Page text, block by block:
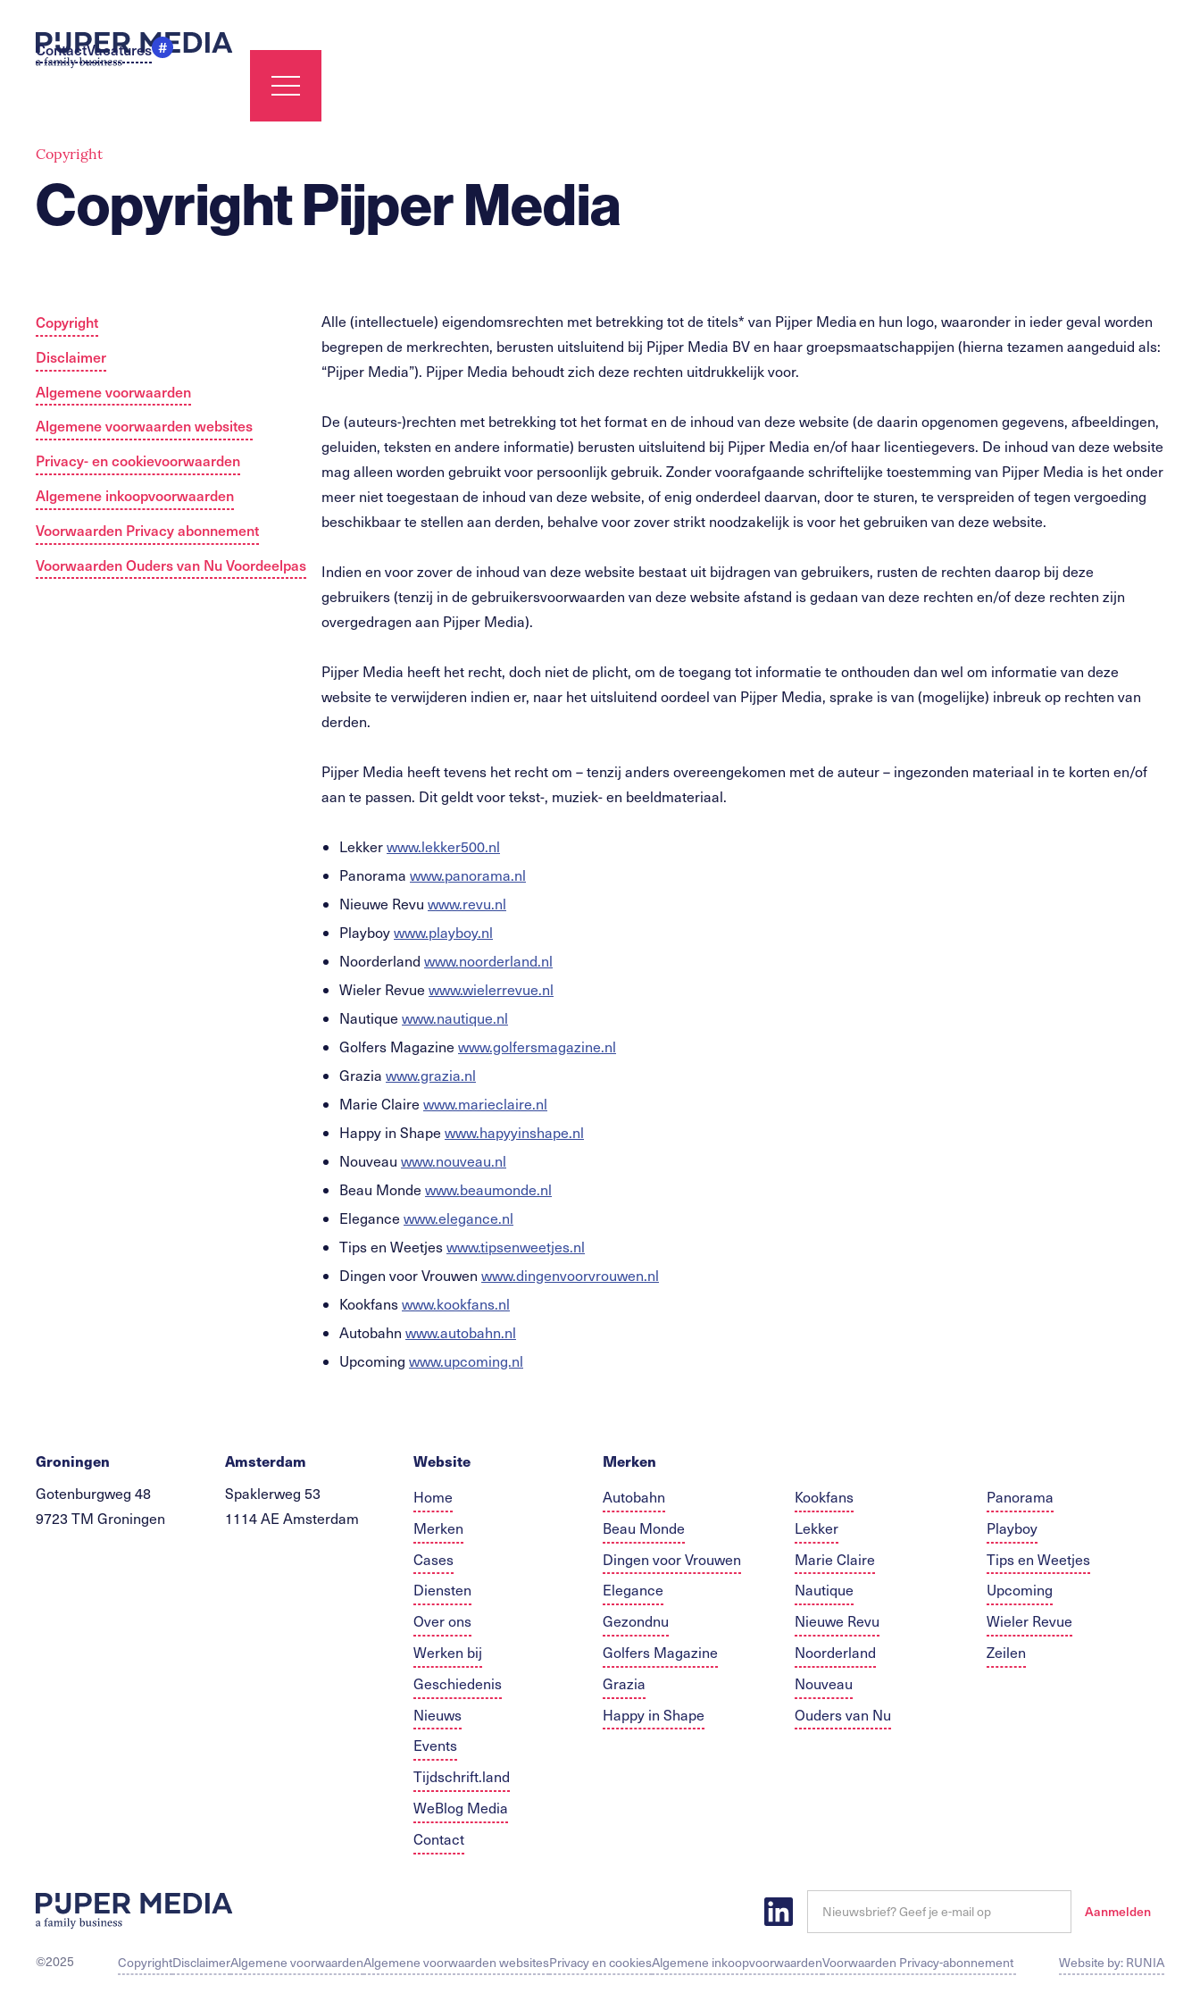
Contact #
Vacatures
Copyright
Copyright Pijper Media
Copyright
Disclaimer
Algemene voorwaarden
Algemene voorwaarden websites
Privacy- en cookievoorwaarden
Algemene inkoopvoorwaarden
Voorwaarden Privacy abonnement
Voorwaarden Ouders van Nu Voordeelpas
Alle (intellectuele) eigendomsrechten met betrekking tot de titels* van Pijper Media en hun logo, waaronder in ieder geval worden
begrepen de merkrechten, berusten uitsluitend bij Pijper Media BV en haar groepsmaatschappijen (hierna tezamen aangeduid als:
“Pijper Media”). Pijper Media behoudt zich deze rechten uitdrukkelijk voor.
De (auteurs-)rechten met betrekking tot het format en de inhoud van deze website (de daarin opgenomen gegevens, afbeeldingen,
geluiden, teksten en andere informatie) berusten uitsluitend bij Pijper Media en/of haar licentiegevers. De inhoud van deze website
mag alleen worden gebruikt voor persoonlijk gebruik. Zonder voorafgaande schriftelijke toestemming van Pijper Media is het onder
meer niet toegestaan de inhoud van deze website, of enig onderdeel daarvan, door te sturen, te verspreiden of tegen vergoeding
beschikbaar te stellen aan derden, behalve voor zover strikt noodzakelijk is voor het gebruiken van deze website.
Indien en voor zover de inhoud van deze website bestaat uit bijdragen van gebruikers, rusten de rechten daarop bij deze
gebruikers (tenzij in de gebruikersvoorwaarden van deze website afstand is gedaan van deze rechten en/of deze rechten zijn
overgedragen aan Pijper Media).
Pijper Media heeft het recht, doch niet de plicht, om de toegang tot informatie te onthouden dan wel om informatie van deze
website te verwijderen indien er, naar het uitsluitend oordeel van Pijper Media, sprake is van (mogelijke) inbreuk op rechten van
derden.
Pijper Media heeft tevens het recht om – tenzij anders overeengekomen met de auteur – ingezonden materiaal in te korten en/of
aan te passen. Dit geldt voor tekst-, muziek- en beeldmateriaal.
Lekkerwww.lekker500.nl
Panorama www.panorama.nl
Nieuwe Revu www.revu.nl
Playboywww.playboy.nl
Noorderland www.noorderland.nl
Wieler Revue www.wielerrevue.nl
Nautique www.nautique.nl
Golfers Magazine www.golfersmagazine.nl
Grazia www.grazia.nl
Marie Claire www.marieclaire.nl
Happy in Shape www.hapyyinshape.nl
Nouveau www.nouveau.nl
Beau Monde www.beaumonde.nl
Elegance www.elegance.nl
Tips en Weetjeswww.tipsenweetjes.nl
Dingen voor Vrouwen www.dingenvoorvrouwen.nl
Kookfanswww.kookfans.nl
Autobahn www.autobahn.nl
Upcoming www.upcoming.nl
Groningen
Gotenburgweg 48
9723 TM Groningen
Amsterdam
Spaklerweg 53
1114 AE Amsterdam
Website
Home
Merken
Cases
Diensten
Over ons
Werken bij
Geschiedenis
Nieuws
Events
Tijdschrift.land
WeBlog Media
Contact
Merken
Autobahn
Beau Monde
Dingen voor Vrouwen
Elegance
Gezondnu
Golfers Magazine
Grazia
Happy in Shape
Kookfans
Lekker
Marie Claire
Nautique
Nieuwe Revu
Noorderland
Nouveau
Ouders van Nu
Panorama
Playboy
Tips en Weetjes
Upcoming
Wieler Revue
Zeilen
©2025 CopyrightDisclaimerAlgemene voorwaardenAlgemene voorwaarden websitesPrivacy en cookiesAlgemene inkoopvoorwaardenVoorwaarden Privacy-abonnement Website by: RUNIA